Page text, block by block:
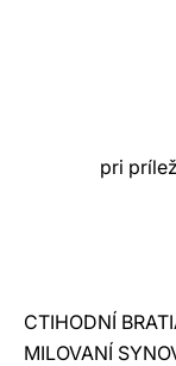
pri
CTIHODNÍ
MILOVANÍ